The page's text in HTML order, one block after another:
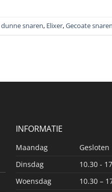
dunne snaren, Elixer,Gecoate snaren
INFORMATIE
Maandag
Gesloten
Dinsdag
10.30 -
Woensdag
10.30 –